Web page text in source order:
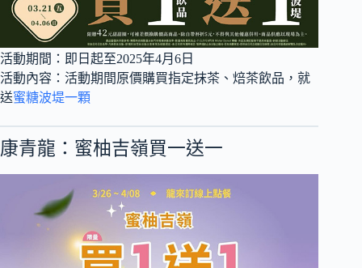
活動期間：即日起至2025年4月6日
活動內容：活動期間原價購買指定抹茶、焙茶飲品，就
送蜜糖波堤一顆
康青龍：蜜柚吉嶺買一送一